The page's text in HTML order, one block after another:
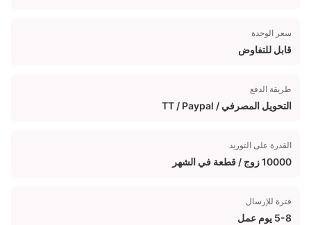
سعر الوحدة
قابل للتفاوض
طريقة الدفع
التحويل المصرفي / TT / Paypal
القدرة على التوريد
10000 زوج / قطعة في الشهر
فترة للإرسال
5-8 يوم عمل